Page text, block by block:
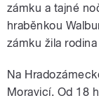
zámku a tajné
hraběnkou
zámku žila
Na
Moravicí. Od 18